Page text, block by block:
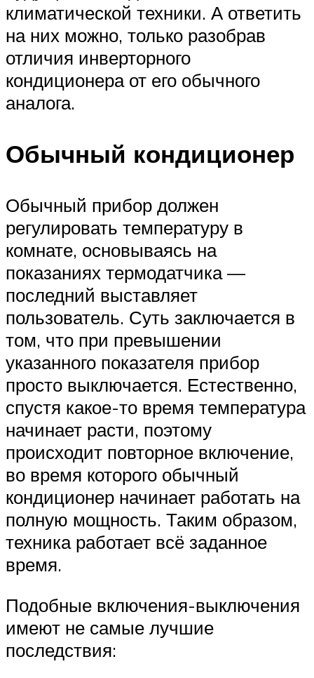
климатической техники. А ответить
на них можно, только разобрав
отличия инверторного
кондиционера от его обычного
аналога.
Обычный кондиционер
Обычный прибор должен
регулировать температуру в
комнате, основываясь на
показаниях термодатчика —
последний выставляет
пользователь. Суть заключается в
том, что при превышении
указанного показателя прибор
просто выключается. Естественно,
спустя какое-то время температура
начинает расти, поэтому
происходит повторное включение,
во время которого обычный
кондиционер начинает работать на
полную мощность. Таким образом,
техника работает всё заданное
время.
Подобные включения-выключения
имеют не самые лучшие
последствия: